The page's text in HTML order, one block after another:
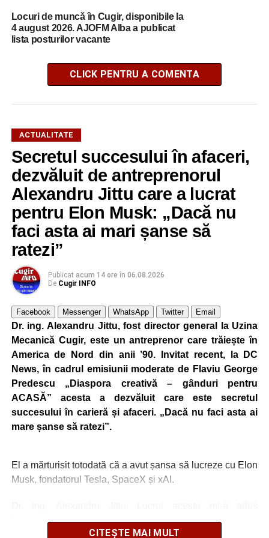
Locuri de muncă în Cugir, disponibile la
4 august 2026. AJOFM Alba a publicat
lista posturilor vacante
CLICK PENTRU A COMENTA
ACTUALITATE
Secretul succesului în afaceri,
dezvăluit de antreprenorul
Alexandru Jittu care a lucrat
pentru Elon Musk: „Dacă nu
faci asta ai mari șanse să
ratezi”
Publicat acum 14 ore în 06.08.2026
De Cugir INFO
Facebook Messenger WhatsApp Twitter Email
Dr. ing. Alexandru Jittu, fost director general la Uzina
Mecanică Cugir, este un antreprenor care trăiește în
America de Nord din anii ’90. Invitat recent, la DC
News, în cadrul emisiunii moderate de Flaviu George
Predescu „Diaspora creativă – gânduri pentru
ACASĂ” acesta a dezvăluit care este secretul
succesului în carieră și afaceri. „Dacă nu faci asta ai
mare șanse să ratezi”.
El a mărturisit totodată că a avut șansa să lucreze cu Elon
Musk, fondatorul Tesla, SpaceX și xAI.
întotdeuna succes
CITEȘTE MAI MULT